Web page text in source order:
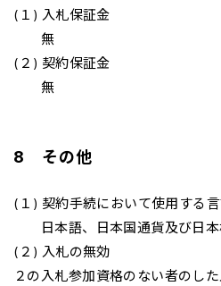
(１) 入札保証金
無
(２) 契約保証金
無
8 その他
(１) 契約手続において使用する
日本語、日本国通貨及び日本
(２) 入札の無効
２の入札参加資格のない者のし